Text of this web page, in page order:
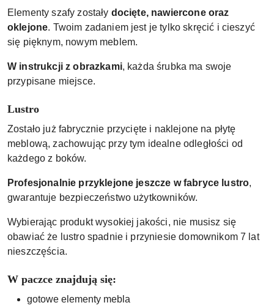
Elementy szafy zostały docięte, nawiercone oraz
oklejone. Twoim zadaniem jest je tylko skręcić i cieszyć
się pięknym, nowym meblem.
W instrukcji z obrazkami, każda śrubka ma swoje
przypisane miejsce.
Lustro
Zostało już fabrycznie przycięte i naklejone na płytę
meblową, zachowując przy tym idealne odległości od
każdego z boków.
Profesjonalnie przyklejone jeszcze w fabryce lustro,
gwarantuje bezpieczeństwo użytkowników.
Wybierając produkt wysokiej jakości, nie musisz się
obawiać że lustro spadnie i przyniesie domownikom 7 lat
nieszczęścia.
W paczce znajdują się:
gotowe elementy mebla